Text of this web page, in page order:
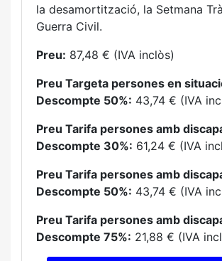
la desamortització, la Setmana
Guerra Civil.
Preu: 87,48 € (IVA inclòs)
Preu Targeta persones en
Descompte 50%: 43,74 € (IVA
Preu Tarifa persones amb
Descompte 30%: 61,24 € (IVA
Preu Tarifa persones amb
Descompte 50%: 43,74 € (IVA
Preu Tarifa persones amb
Descompte 75%: 21,88 € (IVA